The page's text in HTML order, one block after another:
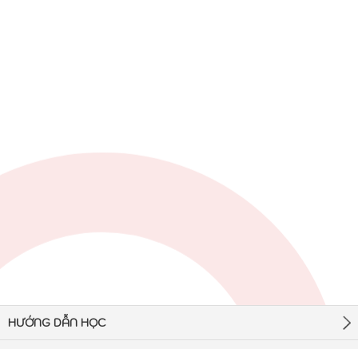
HƯỚNG DẪN HỌC